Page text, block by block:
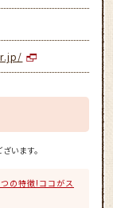
います。
の特徴!ココがス